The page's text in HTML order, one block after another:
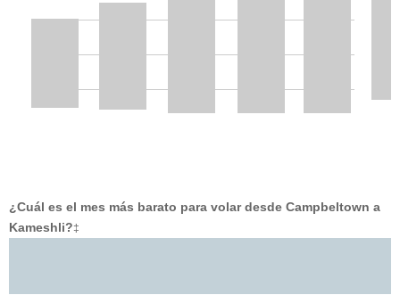
¿Cuál es el mes más barato para volar desde Campbeltown a
Kameshli?‡